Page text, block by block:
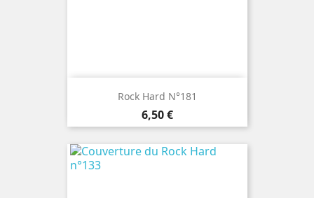
Rock Hard N°181
Prix
6,50 €